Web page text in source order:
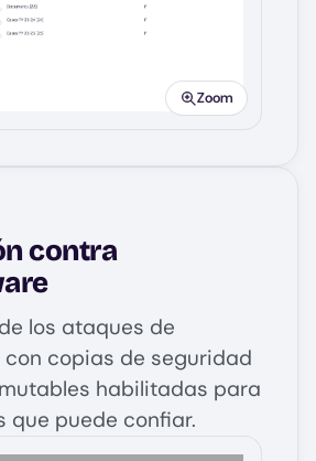
Zoom
contra
los ataques de
copias de seguridad
habilitadas para
que puede confiar.